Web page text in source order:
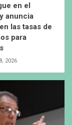
en el
anuncia
las tasas de
para
2026